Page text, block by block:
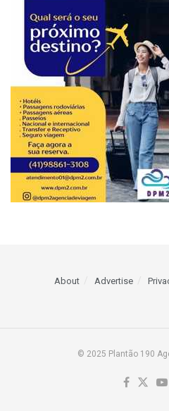
About Advertise
© 2025 Plantão 190